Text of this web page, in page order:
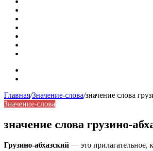
Главная/Значение-слова/значение слова
Значение-слова
значение слова грузино-
Грузино-абхазский — это прилагательное,